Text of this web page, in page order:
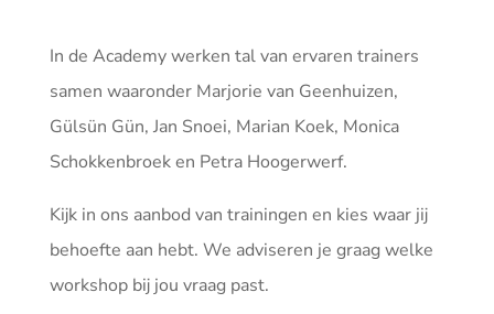
In de Academy werken tal van ervaren trainers
samen waaronder Marjorie van Geenhuizen,
Gülsün Gün, Jan Snoei, Marian Koek, Monica
Schokkenbroek en Petra Hoogerwerf.
Kijk in ons aanbod van trainingen en kies waar jij
behoefte aan hebt. We adviseren je graag welke
workshop bij jou vraag past.